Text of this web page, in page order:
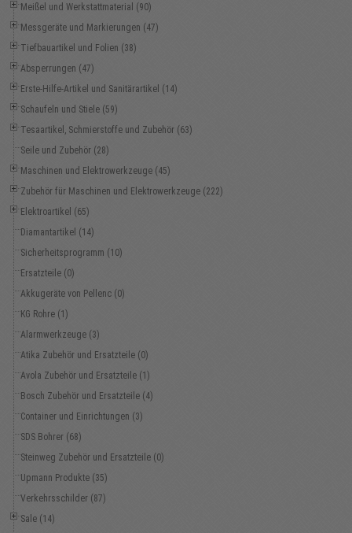
Meißel und Werkstattmaterial (90)
Messgeräte und Markierungen (47)
Tiefbauartikel und Folien (38)
Absperrungen (47)
Erste-Hilfe-Artikel und Sanitärartikel (14)
Schaufeln und Stiele (59)
Tesaartikel, Schmierstoffe und Zubehör (63)
Seile und Zubehör (28)
Maschinen und Elektrowerkzeuge (45)
Zubehör für Maschinen und Elektrowerkzeuge (222)
Elektroartikel (65)
Diamantartikel (14)
Sicherheitsprogramm (10)
Ersatzteile (0)
Akkugeräte von Pellenc (0)
KG Rohre (1)
Alarmwerkzeuge (3)
Atika Zubehör und Ersatzteile (0)
Avola Zubehör und Ersatzteile (1)
Bosch Zubehör und Ersatzteile (4)
Container und Einrichtungen (3)
SDS Bohrer (68)
Steinweg Zubehör und Ersatzteile (0)
Upmann Produkte (35)
Verkehrsschilder (87)
Sale (14)